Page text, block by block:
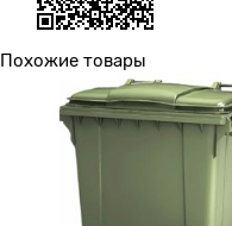
Похожие товары